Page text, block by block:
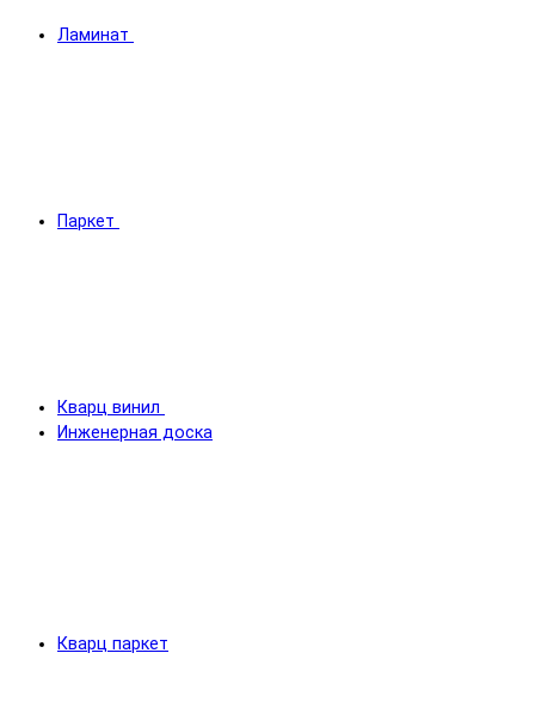
Ламинат
Паркет
Кварц винил
Инженерная доска
Кварц паркет